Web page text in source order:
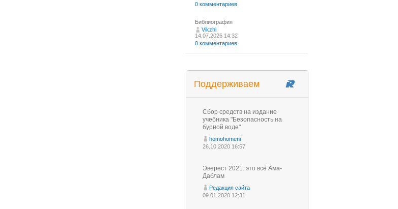
0 комментариев
Библиография
Vikzhi
14.07.2026 14:32
0 комментариев
Поддерживаем
Сбор средств на издание
учебника "Безопасность на
бурной воде"
homohomeni
26.10.2020 16:57
Эверест 2021: это всё Ама-
Даблам
Редакция сайта
09.01.2020 12:31